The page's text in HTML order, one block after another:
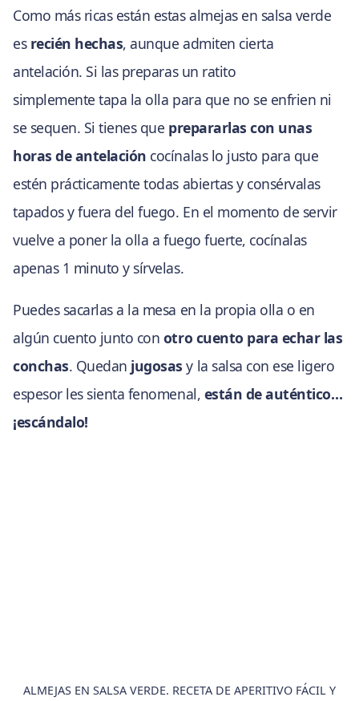
Como más ricas están estas almejas en salsa verde
es recién hechas, aunque admiten cierta
antelación. Si las preparas un ratito
simplemente tapa la olla para que no se enfrien ni
se sequen. Si tienes que prepararlas con unas
horas de antelación cocínalas lo justo para que
estén prácticamente todas abiertas y consérvalas
tapados y fuera del fuego. En el momento de servir
vuelve a poner la olla a fuego fuerte, cocínalas
apenas 1 minuto y sírvelas.
Puedes sacarlas a la mesa en la propia olla o en
algún cuento junto con otro cuento para echar las
conchas. Quedan jugosas y la salsa con ese ligero
espesor les sienta fenomenal, están de auténtico…
¡escándalo!
ALMEJAS EN SALSA VERDE. RECETA DE APERITIVO FÁCIL Y